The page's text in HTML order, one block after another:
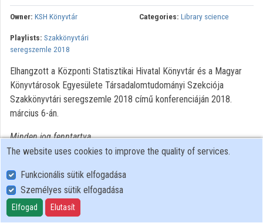
Owner: KSH Könyvtár Categories: Library science
Playlists: Szakkönyvtári
seregszemle 2018
Elhangzott a Központi Statisztikai Hivatal Könyvtár és a Magyar
Könyvtárosok Egyesülete Társadalomtudományi Szekciója
Szakkönyvtári seregszemle 2018 című konferenciáján 2018.
március 6-án.
Minden jog fenntartva.
User Policy
Adatkezelési tájékoztató (en)
Cookie Policy
The website uses cookies to improve the quality of services.
Funkcionális sütik elfogadása
Személyes sütik elfogadása
Elfogad Elutasít